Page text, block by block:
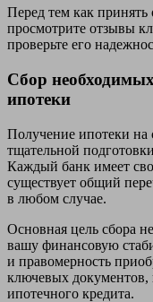
Перед тем как принять
просмотрите отзывы
проверьте его
Сбор
ипотеки
Получение ипотеки на
тщательной
Каждый банк имеет
существует общий
в любом случае.
Основная цель сбора
вашу финансовую
и правомерность
ключевых документов,
ипотечного кредита.